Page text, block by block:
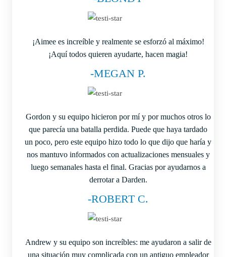
¡Aimee es increíble y realmente se esforzó al máximo!
¡Aquí todos quieren ayudarte, hacen magia!
-MEGAN P.
Gordon y su equipo hicieron por mí y por muchos otros lo
que parecía una batalla perdida. Puede que haya tardado
un poco, pero este equipo hizo todo lo que dijo que haría y
nos mantuvo informados con actualizaciones mensuales y
luego semanales hasta el final. Gracias por ayudarnos a
derrotar a Darden.
-ROBERT C.
Andrew y su equipo son increíbles: me ayudaron a salir de
una situación muy complicada con un antiguo empleador